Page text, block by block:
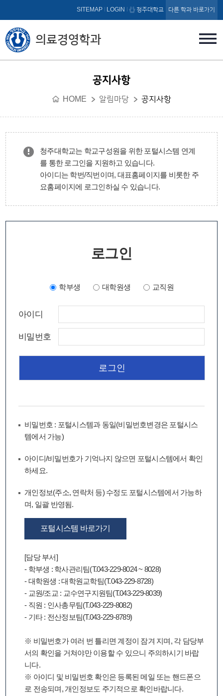
본문 바로가기
의료경영학과
SITEMAP LOGIN 청주대학교 다른 학과 바로가기
공지사항
HOME 알림마당 공지사항
청주대학교는 학교구성원을 위한 포털시스템 연계
를 통한 로그인을 지원하고 있습니다.
아이디는 학번/직번이며, 대표홈페이지를 비롯한 주
요홈페이지에 로그인하실 수 있습니다.
로그인
학부생 대학원생 교직원
아이디
비밀번호
비밀번호 : 포털시스템과 동일(비밀번호변경은 포털시스
템에서 가능)
아이디/비밀번호가 기억나지 않으면 포털시스템에서 확인
하세요.
개인정보(주소, 연락처 등) 수정도 포털시스템에서 가능하
며, 일괄 반영됨.
포털시스템 바로가기
[담당 부서]
- 학부생 : 학사관리팀(T.043-229-8024 ~ 8028)
- 대학원생 : 대학원교학팀(T.043-229-8728)
- 교원/조교 : 교수연구지원팀(T.043-229-8039)
- 직원 : 인사총무팀(T.043-229-8082)
- 기타 : 전산정보팀(T.043-229-8789)
※ 비밀번호가 여러 번 틀리면 계정이 잠겨 지며, 각 담당부
서의 확인을 거쳐야만 이용할 수 있으니 주의하시기 바랍
니다.
※ 아이디 및 비밀번호 확인은 등록된 메일 또는 핸드폰으
로 전송되며, 개인정보도 주기적으로 확인바랍니다.